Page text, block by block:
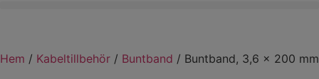
Hem / Kabeltillbehör / Buntband / Buntband, 3,6 x 200 mm